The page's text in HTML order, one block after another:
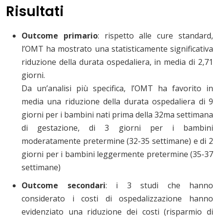
Risultati
Outcome primario: rispetto alle cure standard,
l’OMT ha mostrato una statisticamente significativa
riduzione della durata ospedaliera, in media di 2,71
giorni.
Da un’analisi più specifica, l’OMT ha favorito in
media una riduzione della durata ospedaliera di 9
giorni per i bambini nati prima della 32ma settimana
di gestazione, di 3 giorni per i bambini
moderatamente pretermine (32-35 settimane) e di 2
giorni per i bambini leggermente pretermine (35-37
settimane)
Outcome secondari: i 3 studi che hanno
considerato i costi di ospedalizzazione hanno
evidenziato una riduzione dei costi (risparmio di